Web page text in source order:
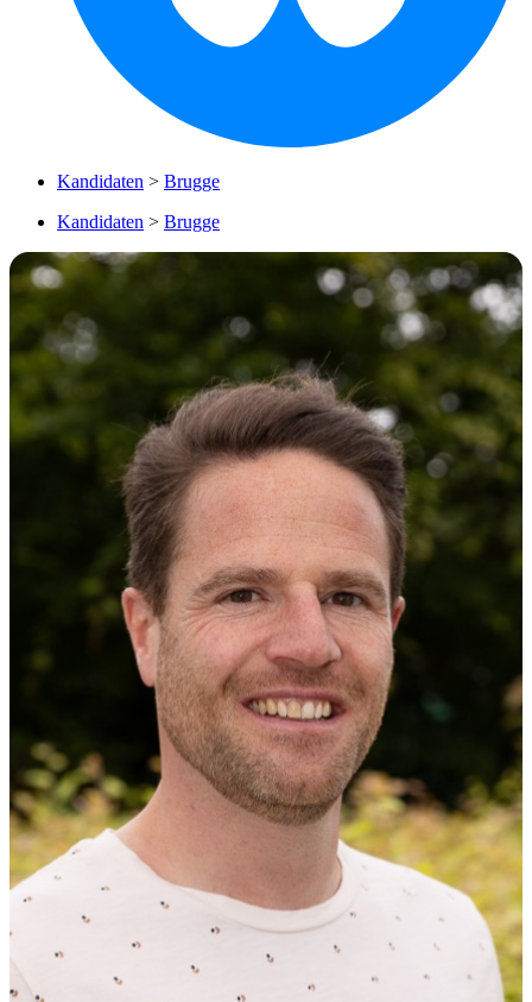
Kandidaten > Brugge
Kandidaten > Brugge